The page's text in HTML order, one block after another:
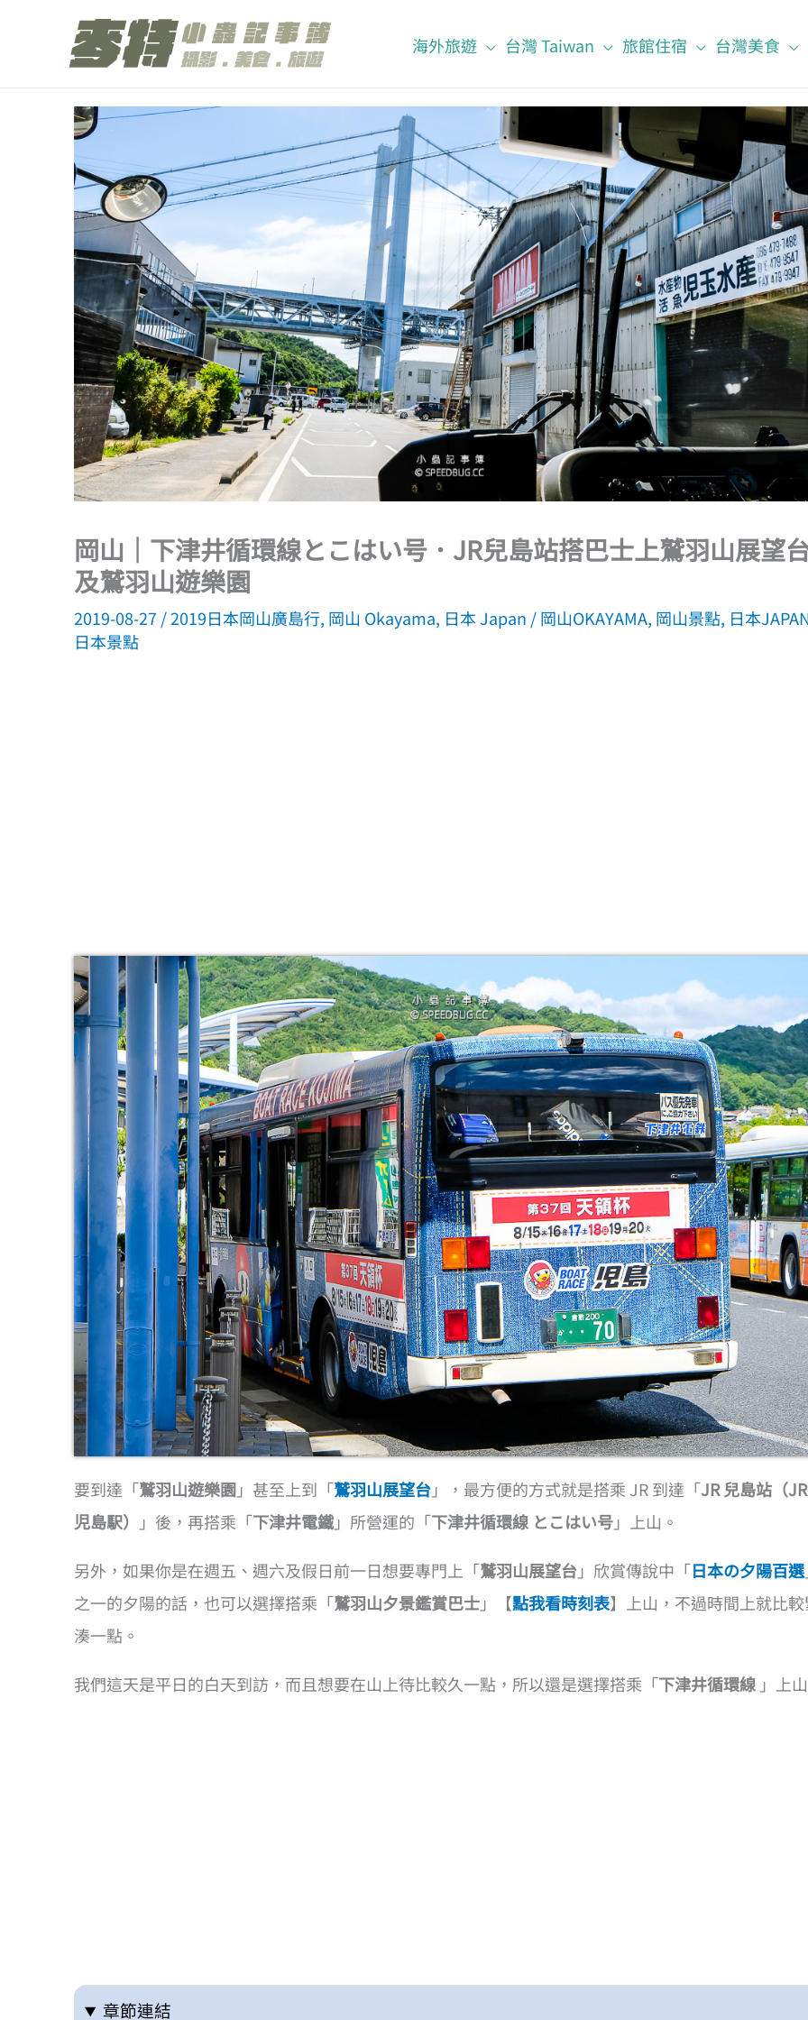
海外旅遊 台灣 Taiwan 旅館住宿 台灣美食
岡山｜下津井循環線とこはい号．JR兒島站搭巴士上鷲羽山展望
及鷲羽山遊樂園
2019-08-27/2019日本岡山廣島行, 岡山 Okayama, 日本 Japan /岡山OKAYAMA, 岡山景點, 日本
日本景點
要到達「鷲羽山遊樂園」甚至上到「鷲羽山展望台」，最方便的方式就是搭乘 JR 到達「JR 兒島站（JR
児島駅）
」後，再搭乘「下津井電鐵」所營運的「下津井循環線 とこはい号」上山。
另外，如果你是在週五、週六及假日前一日想要專門上「鷲羽山展望台」欣賞傳說中「日本の夕陽百選
之一的夕陽的話，也可以選擇搭乘「鷲羽山夕景鑑賞巴士」【點我看時刻表】上山，不過時間上就比
湊一點。
我們這天是平日的白天到訪，而且想要在山上待比較久一點，所以還是選擇搭乘「下津井循環線 」上
章節連結